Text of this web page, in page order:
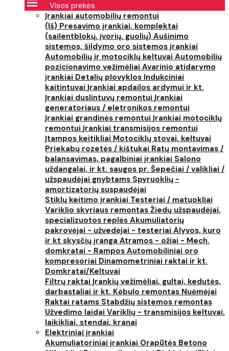
Visos prekės
Įrankiai automobilių remontui
(Iš) Presavimo įrankiai, komplektai
(sailentblokų, įvorių, guolių) Aušinimo
sistemos, šildymo oro sistemos įrankiai
Automobilių ir motociklų keltuvai Automobilių
pozicionavimo vežimėliai Avarinio atidarymo
įrankiai Detalių plovyklos Indukciniai
kaitintuvai Įrankiai apdailos ardymui ir kt.
Įrankiai duslintuvų remontui Įrankiai
generatoriaus / eletronikos remontui
Įrankiai grandinės remontui Įrankiai motociklų
remontui Įrankiai transmisijos remontui
Įtampos keitikliai Motociklų stovai, keltuvai
Priekabų rozetės / kištukai Ratų montavimas /
balansavimas, pagalbiniai įrankiai Salono
uždangalai, ir kt. saugos pr. Šepečiai / valikliai /
užspaudėjai gnybtams Spyruoklių -
amortizatorių suspaudėjai
Stiklų keitimo įrankiai Testeriai / matuokliai
Variklio skyriaus remontas Žiedų užspaudėjai,
specializuotos replės Akumuliatorių
pakrovėjai - užvedėjai - testeriai Alyvos, kuro
ir kt skysčių įranga Atramos - ožiai - Mech.
domkratai - Rampos Automobiliniai oro
kompresoriai Dinamometriniai raktai ir kt.
Domkratai/Keltuvai
Filtrų raktai Įrankių vežimėliai, gultai, kedutės,
darbastaliai ir kt. Kėbulo remontas Nuėmėjai
Raktai ratams Stabdžių sistemos remontas
Užvedimo laidai Variklių - transmisijos keltuvai,
laikikliai, stendai, kranai
Elektriniai įrankiai
Akumuliatoriniai įrankiai Orapūtės Betono